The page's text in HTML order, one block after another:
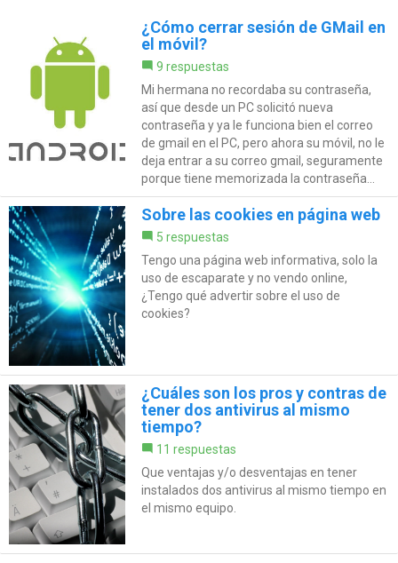
¿Cómo cerrar sesión de GMail en
el móvil?
9 respuestas
Mi hermana no recordaba su contraseña,
así que desde un PC solicitó nueva
contraseña y ya le funciona bien el correo
de gmail en el PC, pero ahora su móvil, no le
deja entrar a su correo gmail, seguramente
porque tiene memorizada la contraseña...
Sobre las cookies en página web
5 respuestas
Tengo una página web informativa, solo la
uso de escaparate y no vendo online,
¿Tengo qué advertir sobre el uso de
cookies?
¿Cuáles son los pros y contras de
tener dos antivirus al mismo
tiempo?
11 respuestas
Que ventajas y/o desventajas en tener
instalados dos antivirus al mismo tiempo en
el mismo equipo.